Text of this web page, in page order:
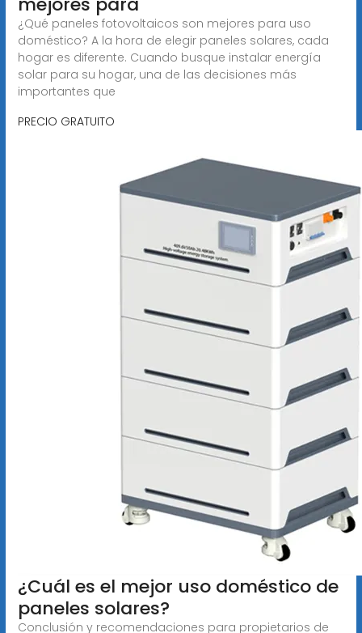
¿Qué paneles fotovoltaicos son mejores para uso
doméstico? A la hora de elegir paneles solares, cada
hogar es diferente. Cuando busque instalar energía
solar para su hogar, una de las decisiones más
importantes que
PRECIO GRATUITO
¿Cuál es el mejor uso doméstico de
paneles solares?
Conclusión y recomendaciones para propietarios de